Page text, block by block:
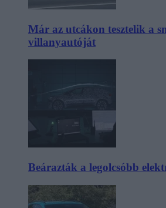
Már az utcákon tesztelik a
villanyautóját
Beárazták a legolcsóbb